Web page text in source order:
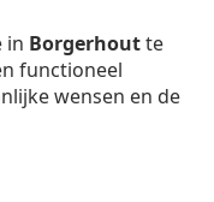
in Borgerhoutte
functioneel
wensen en de